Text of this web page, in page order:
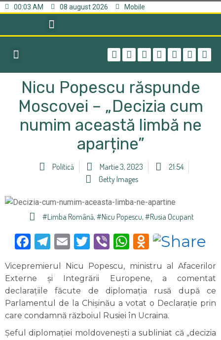
00:03 AM 08 august 2026 Mobile
Nicu Popescu răspunde
Moscovei – „Decizia cum
numim această limbă ne
aparține”
Politică Martie 3, 2023
21:54
Getty Images
#limba Română, #Nicu Popescu, #Rusia Ocupant
Facebook
Telegram
EmailTwitter
ViberWhatsApp
Vicepremierul Nicu Popescu, ministru al Afacerilor
Externe şi Integrării Europene, a comentat
declarațiile făcute de diplomația rusă după ce
Parlamentul de la Chișinău a votat o Declaraţie prin
care condamnă războiul Rusiei în Ucraina.
Șeful diplomației moldovenești a subliniat că „decizia